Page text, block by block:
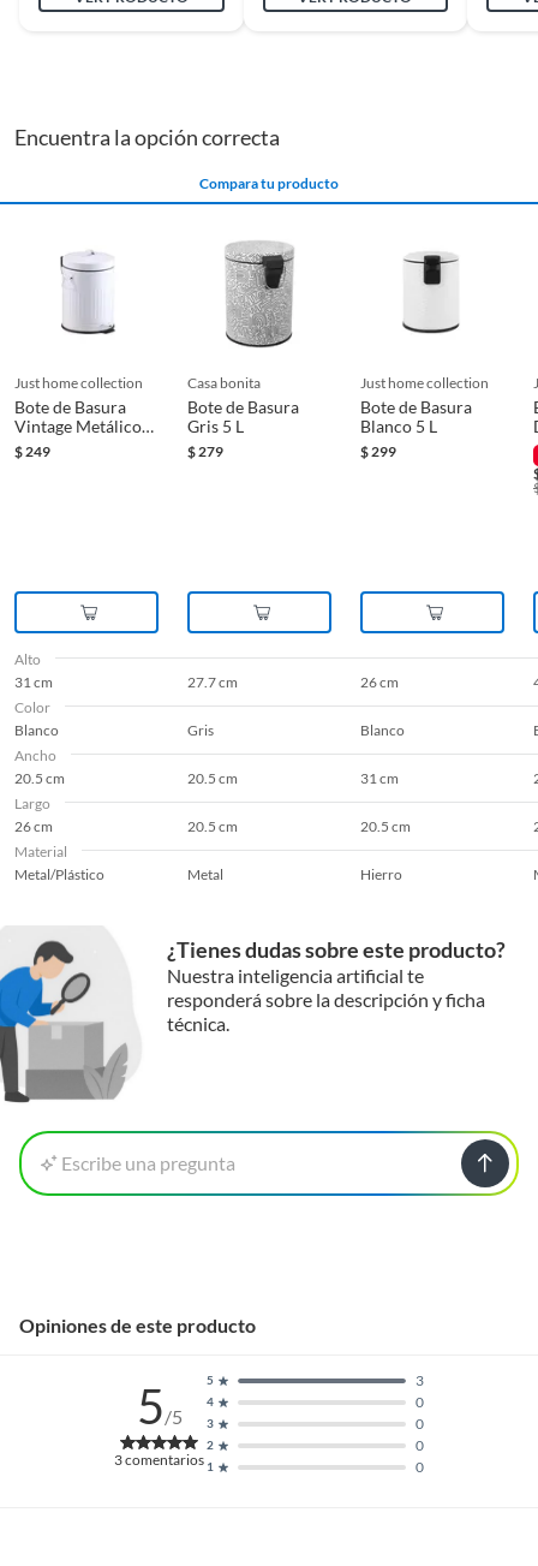
Encuentra la opción correcta
Compara tu producto
just home collection
Bote de Basura
Vintage Metálico
con Pedal de 5L
Blanco
$ 249
casa bonita
Bote de Basura
Gris 5 L
$ 279
just home collection
Bote de Basura
Blanco 5 L
$ 299
Alto
31 cm
27.7 cm 26 cm
Color
Blanco
Gris Blanco
Ancho
20.5 cm
20.5 cm 31 cm
Largo
26 cm
20.5 cm 20.5 cm
Material
Metal/Plástico
Metal Hierro
¿Tienes dudas sobre este producto?
Nuestra inteligencia artificial te
responderá sobre la descripción y ficha
técnica.
Escribe una pregunta
Opiniones de este producto
5/5
3comentarios 1 0
2 0
3 0
4 0
5 3